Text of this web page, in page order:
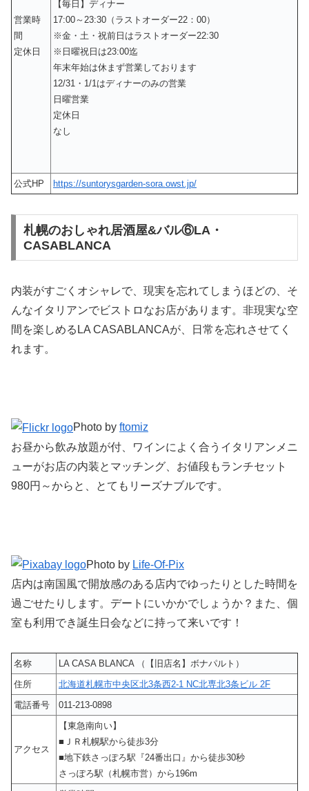
営業時
間
定休日
【毎日】ディナー
17:00～23:30（ラストオーダー22：00）
※金・土・祝前日はラストオーダー22:30
※日曜祝日は23:00迄
年末年始は休まず営業しております
12/31・1/1はディナーのみの営業
日曜営業
定休日
なし
公式HP https://suntorysgarden-sora.owst.jp/
札幌のおしゃれ居酒屋&バル⑥LA・
CASABLANCA
内装がすごくオシャレで、現実を忘れてしまうほどの、そ
んなイタリアンでビストロなお店があります。非現実な空
間を楽しめるLA CASABLANCAが、日常を忘れさせてく
れます。
Photo by ftomiz
お昼から飲み放題が付、ワインによく合うイタリアンメニ
ューがお店の内装とマッチング、お値段もランチセット
980円～からと、とてもリーズナブルです。
Photo by Life-Of-Pix
店内は南国風で開放感のある店内でゆったりとした時間を
過ごせたりします。デートにいかかでしょうか？また、個
室も利用でき誕生日会などに持って来いです！
名称
LA CASA BLANCA （【旧店名】ボナパルト）
住所
北海道札幌市中央区北3条西2-1 NC北専北3条ビル 2F
電話番号
011-213-0898
アクセス
【東急南向い】
■ＪＲ札幌駅から徒歩3分
■地下鉄さっぽろ駅『24番出口』から徒歩30秒
さっぽろ駅（札幌市営）から196m